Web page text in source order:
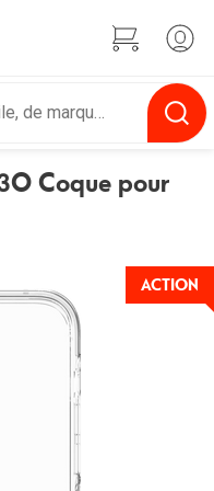
Coque pour
ACTION